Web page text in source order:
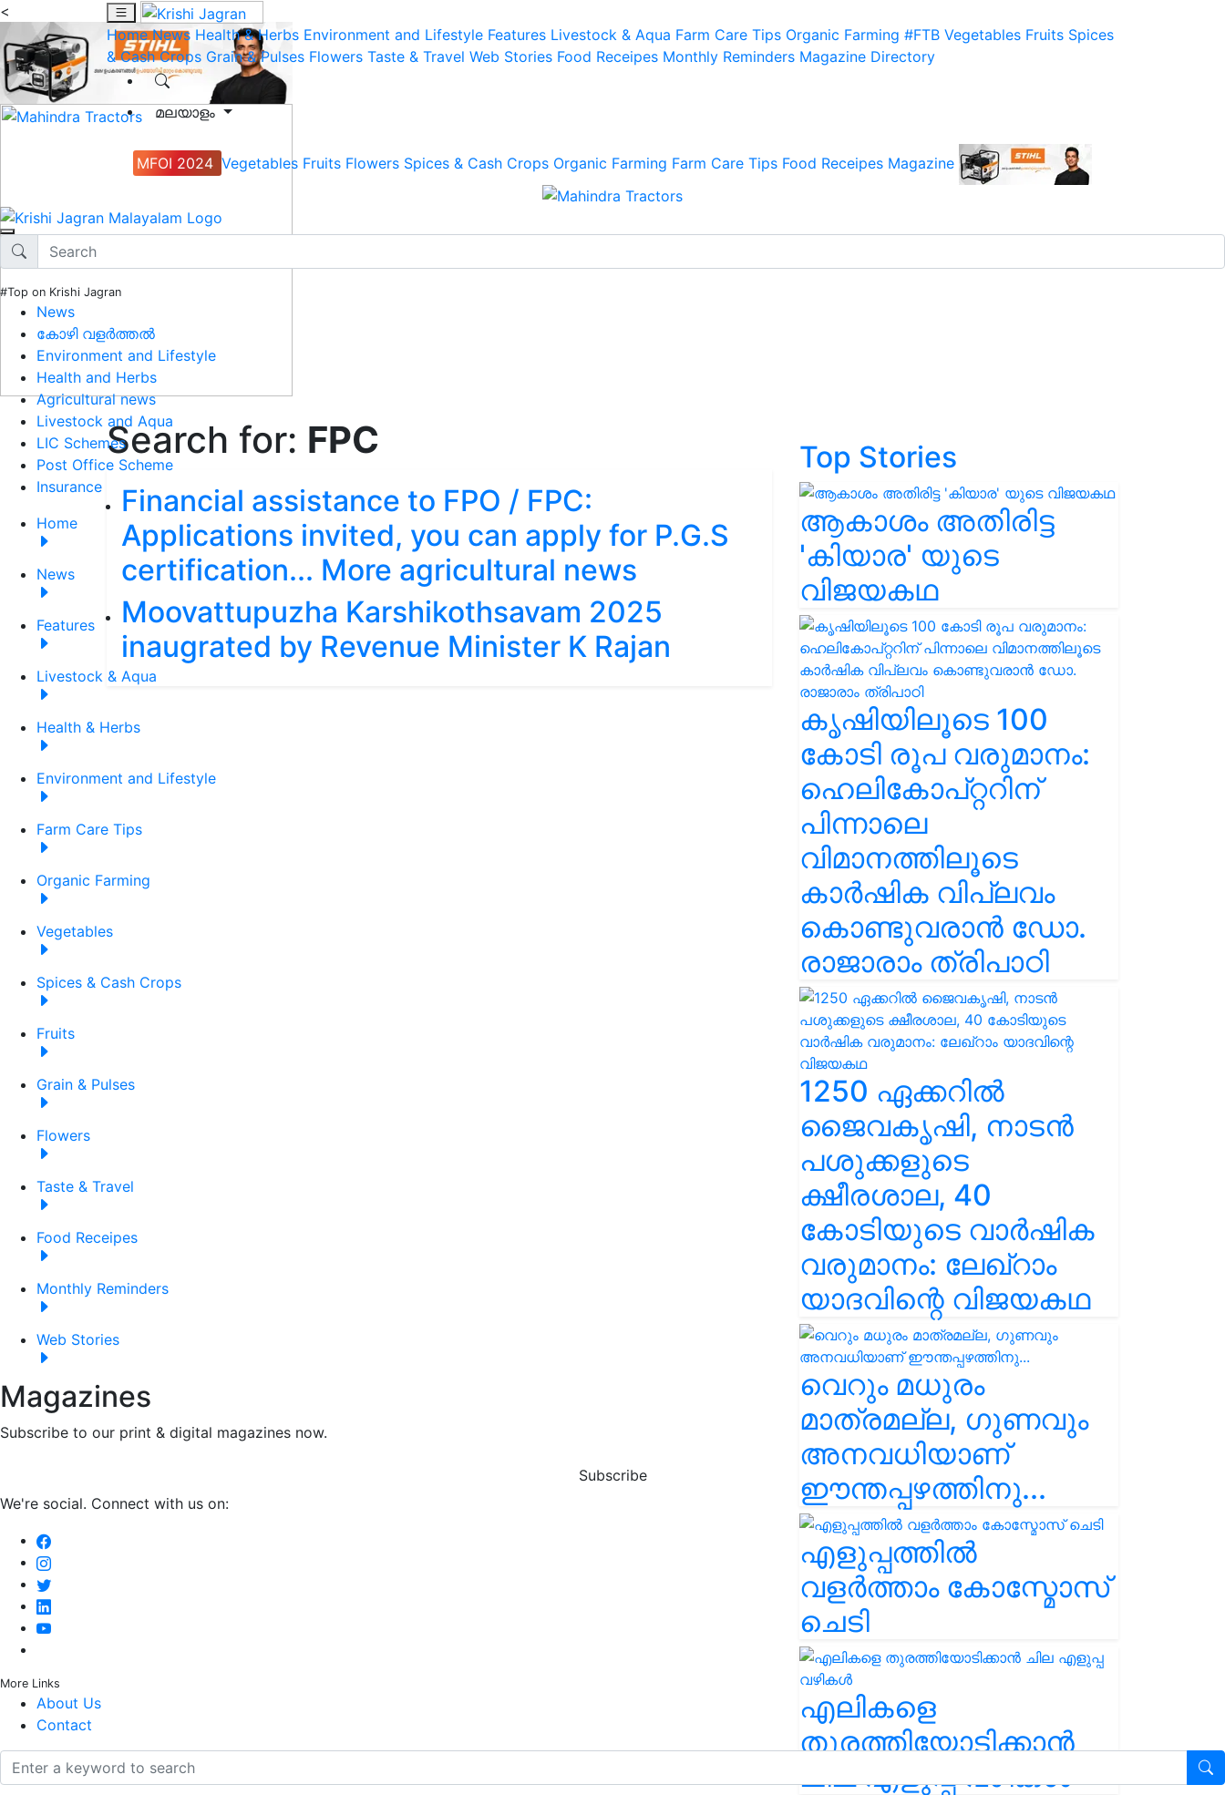
<
Home News Health & Herbs Environment and Lifestyle Features Livestock & Aqua Farm Care Tips Organic Farming #FTB Vegetables Fruits Spices
& Cash Crops Grain & Pulses Flowers Taste & Travel Web Stories Food Receipes Monthly Reminders Magazine Directory
മലയാളം
MFOI 2024 Vegetables Fruits Flowers Spices & Cash Crops Organic Farming Farm Care Tips Food Receipes Magazine
#Top on Krishi Jagran
News
കോഴി വളർത്തൽ
Environment and Lifestyle
Health and Herbs
Agricultural news
Livestock and Aqua
LIC Schemes
Post Office Scheme
Insurance
Home
News
Features
Livestock & Aqua
Health & Herbs
Environment and Lifestyle
Farm Care Tips
Organic Farming
Vegetables
Spices & Cash Crops
Fruits
Grain & Pulses
Flowers
Taste & Travel
Food Receipes
Monthly Reminders
Web Stories
Magazines
Subscribe to our print & digital magazines now.
Subscribe
We're social. Connect with us on:
More Links
About Us
Contact
Search for: FPC
Financial assistance to FPO / FPC:
Applications invited, you can apply for P.G.S
certification... More agricultural news
Moovattupuzha Karshikothsavam 2025
inaugrated by Revenue Minister K Rajan
Top Stories
ആകാശം അതിരിട്ട
'കിയാര' യുടെ
വിജയകഥ
കൃഷിയിലൂടെ 100
കോടി രൂപ വരുമാനം:
ഹെലികോപ്റ്ററിന്
പിന്നാലെ
വിമാനത്തിലൂടെ
കാർഷിക വിപ്ലവം
കൊണ്ടുവരാൻ ഡോ.
രാജാരാം ത്രിപാഠി
1250 ഏക്കറിൽ
ജൈവകൃഷി, നാടൻ
പശുക്കളുടെ
ക്ഷീരശാല, 40
കോടിയുടെ വാർഷിക
വരുമാനം: ലേഖ്‌റാം
യാദവിന്റെ വിജയകഥ
വെറും മധുരം
മാത്രമല്ല, ഗുണവും
അനവധിയാണ്
ഈന്തപ്പഴത്തിനു...
എളുപ്പത്തിൽ
വളർത്താം കോസ്മോസ്
ചെടി
എലികളെ
തുരത്തിയോടിക്കാൻ
ചില എളുപ്പ വഴികൾ